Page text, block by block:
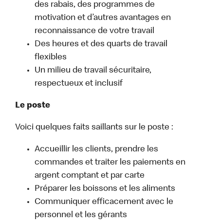
des rabais, des programmes de
motivation et d’autres avantages en
reconnaissance de votre travail
Des heures et des quarts de travail
flexibles
Un milieu de travail sécuritaire,
respectueux et inclusif
Le poste
Voici quelques faits saillants sur le poste :
Accueillir les clients, prendre les
commandes et traiter les paiements en
argent comptant et par carte
Préparer les boissons et les aliments
Communiquer efficacement avec le
personnel et les gérants